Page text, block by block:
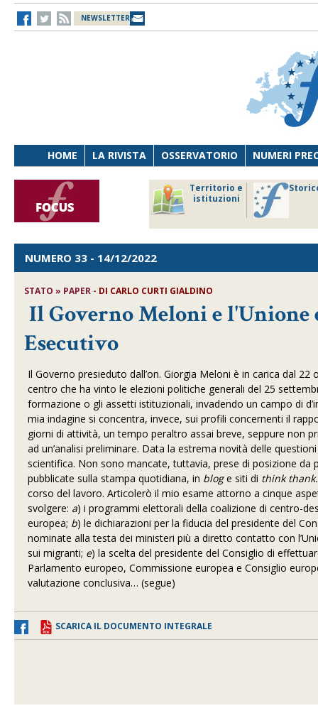
NEWSLETTER
HOME LA RIVISTA OSSERVATORIO NUMERI
Territorio e
istituzioni
NUMERO 33 - 14/12/2022
STATO » PAPER - DI CARLO CURTI GIALDINO
Il Governo Meloni e l'Unione
Esecutivo
Il Governo presieduto dall’on. Giorgia Meloni è in carica dal
centro che ha vinto le elezioni politiche generali del 25
formazione o gli assetti istituzionali, invadendo un campo di
mia indagine si concentra, invece, sui profili concernenti il
giorni di attività, un tempo peraltro assai breve, seppure non
ad un’analisi preliminare. Data la estrema novità delle
scientifica. Non sono mancate, tuttavia, prese di posizione
pubblicate sulla stampa quotidiana, in bloge siti di think
corso del lavoro. Articolerò il mio esame attorno a cinque
svolgere: a) i programmi elettorali della coalizione di centro-
europea; b) le dichiarazioni per la fiducia del presidente del
nominate alla testa dei ministeri più a diretto contatto con
sui migranti; e) la scelta del presidente del Consiglio di
Parlamento europeo, Commissione europea e Consiglio
valutazione conclusiva… (segue)
SCARICA IL DOCUMENTO INTEGRALE